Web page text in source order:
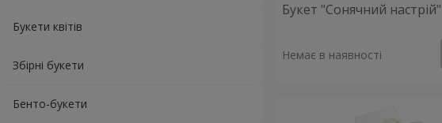
Букети квітів
Збірні букети
Бенто-букети
Букет "Сонячний настрій"
Немає в наявності